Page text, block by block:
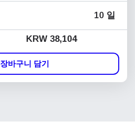
10 일
KRW 38,104
장바구니 담기